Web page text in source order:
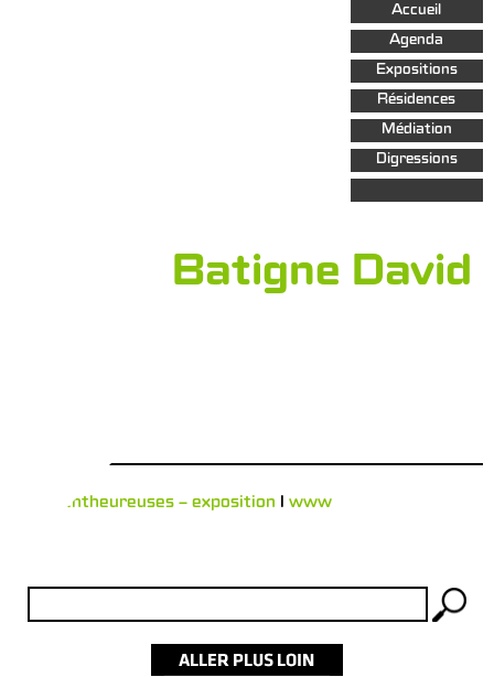
Aller au
contenu
principal
Accueil
Agenda
Expositions
Résidences
Médiation
Digressions
Batigne David
Bonimentheureuses – exposition l www